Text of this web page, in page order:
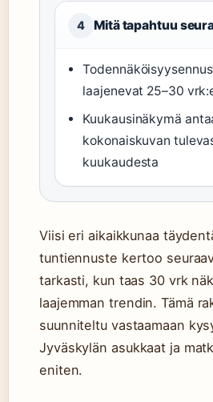
4 Mitä tapahtuu
laajenevat 25–30
Kuukausinäkymä
kokonaiskuvan
kuukaudesta
Viisi eri aikaikkunaa
tuntiennuste kertoo
tarkasti, kun taas 30 vrk
laajemman trendin. Tämä
suunniteltu vastaamaan
Jyväskylän asukkaat ja
eniten.